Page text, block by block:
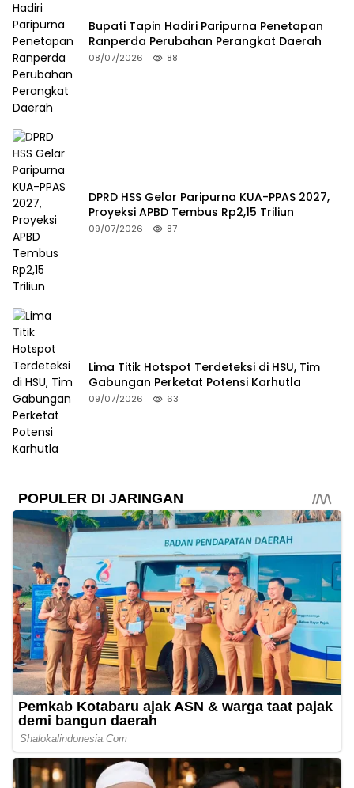
Bupati Tapin Hadiri Paripurna Penetapan
Ranperda Perubahan Perangkat Daerah
08/07/2026 88
DPRD HSS Gelar Paripurna KUA-PPAS 2027,
Proyeksi APBD Tembus Rp2,15 Triliun
09/07/2026 87
Lima Titik Hotspot Terdeteksi di HSU, Tim
Gabungan Perketat Potensi Karhutla
09/07/2026 63